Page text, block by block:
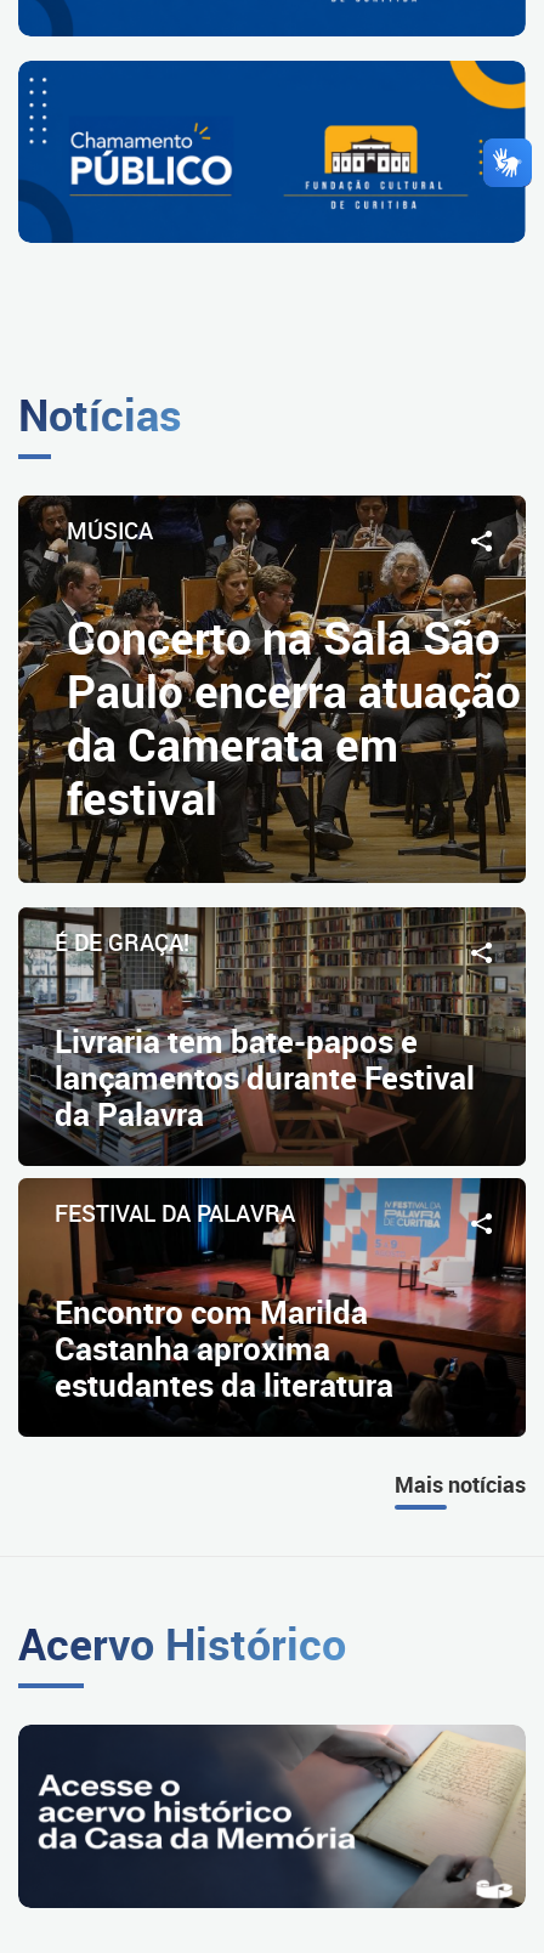
Notícias
MÚSICA
Concerto na Sala São
Paulo encerra atuação
da Camerata em
festival
É DE GRAÇA!
Livraria tem bate-papos e
lançamentos durante Festival
da Palavra
FESTIVAL DA PALAVRA
Encontro com Marilda
Castanha aproxima
estudantes da literatura
Mais notícias
Acervo Histórico